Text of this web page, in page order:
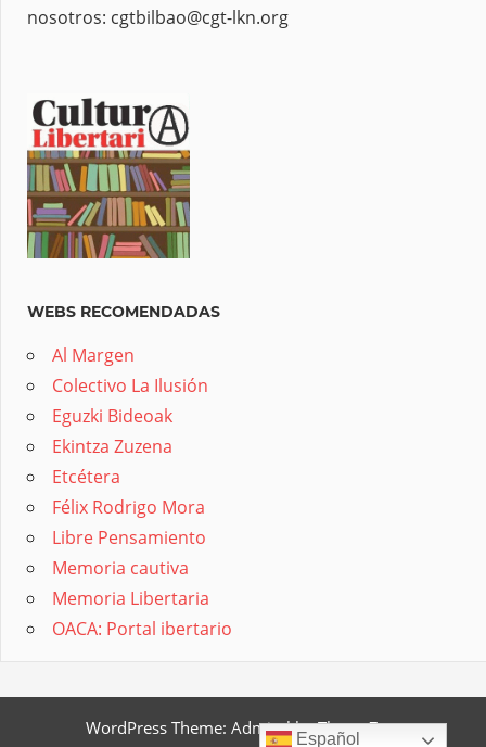
nosotros: cgtbilbao@cgt-lkn.org
WEBS RECOMENDADAS
Al Margen
Colectivo La Ilusión
Eguzki Bideoak
Ekintza Zuzena
Etcétera
Félix Rodrigo Mora
Libre Pensamiento
Memoria cautiva
Memoria Libertaria
OACA: Portal ibertario
WordPress Theme: Admiral by ThemeZee.
Español